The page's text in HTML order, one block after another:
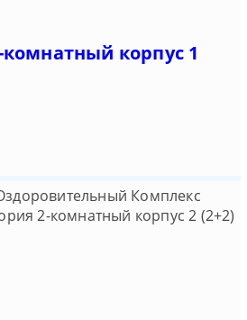
комнатный корпус 1